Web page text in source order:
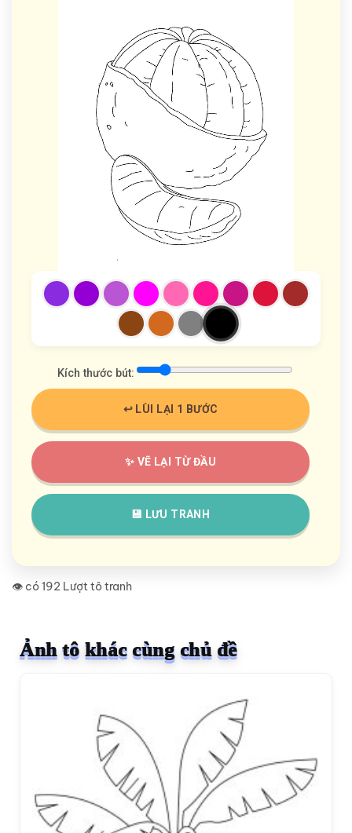
Kích thước bút:
↩️ LÙI LẠI 1 BƯỚC
✨ VẼ LẠI TỪ ĐẦU
💾 LƯU TRANH
👁️ có 192 Lượt tô tranh
Ảnh tô khác cùng chủ đề